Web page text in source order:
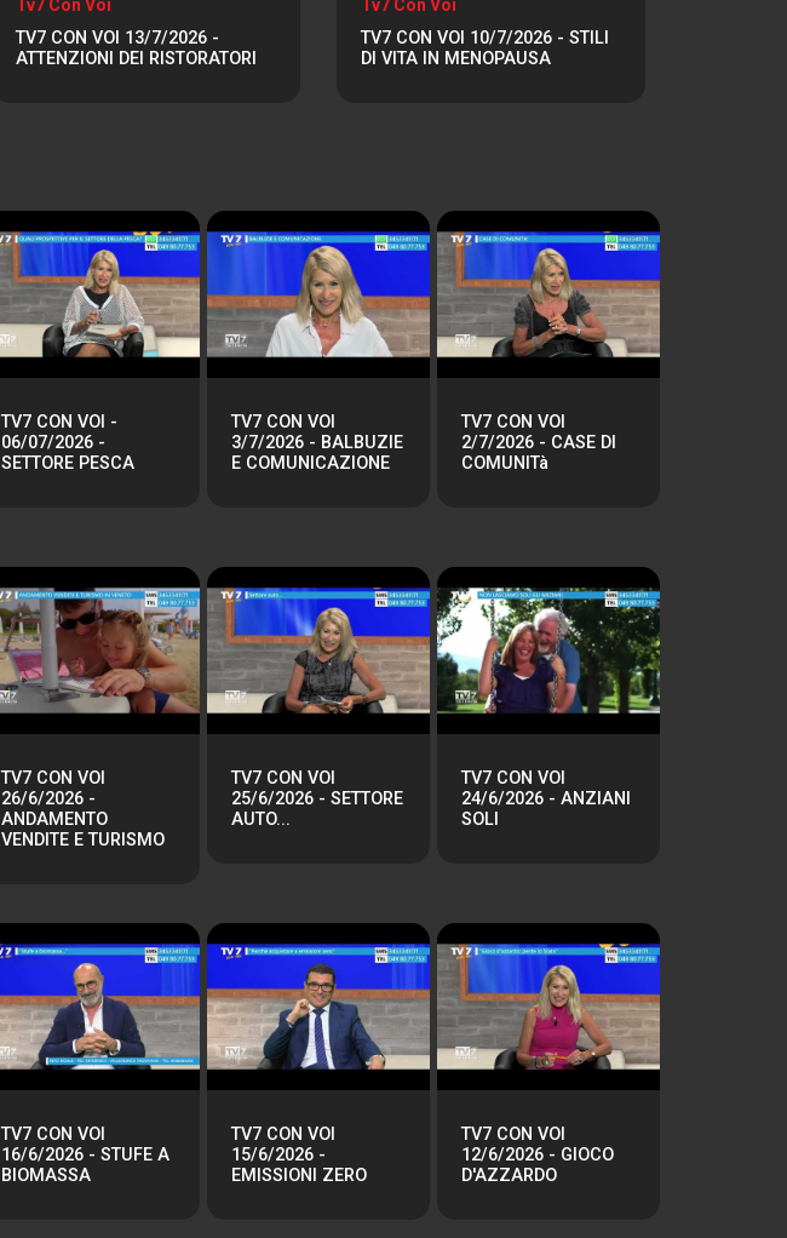
Tv7 Con Voi
TV7 CON VOI 13/7/2026 -
ATTENZIONI DEI RISTORATORI
Tv7 Con Voi
TV7 CON VOI 10/7/2026 - STILI
DI VITA IN MENOPAUSA
TV7 CON VOI -
06/07/2026 -
SETTORE PESCA
TV7 CON VOI
3/7/2026 - BALBUZIE
E COMUNICAZIONE
TV7 CON VOI
2/7/2026 - CASE DI
COMUNITà
TV7 CON VOI
26/6/2026 -
ANDAMENTO
VENDITE E TURISMO
TV7 CON VOI
25/6/2026 - SETTORE
AUTO...
TV7 CON VOI
24/6/2026 - ANZIANI
SOLI
TV7 CON VOI
16/6/2026 - STUFE A
BIOMASSA
TV7 CON VOI
15/6/2026 -
EMISSIONI ZERO
TV7 CON VOI
12/6/2026 - GIOCO
D'AZZARDO